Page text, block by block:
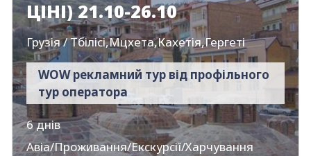
ЦІНІ) 21.10-26.10
Грузія / Тбілісі,Мцхета,Кахетія,Гергеті
WOW рекламний тур від профільного
тур оператора
6 днів
Авіа/Проживання/Екскурсії/Харчування